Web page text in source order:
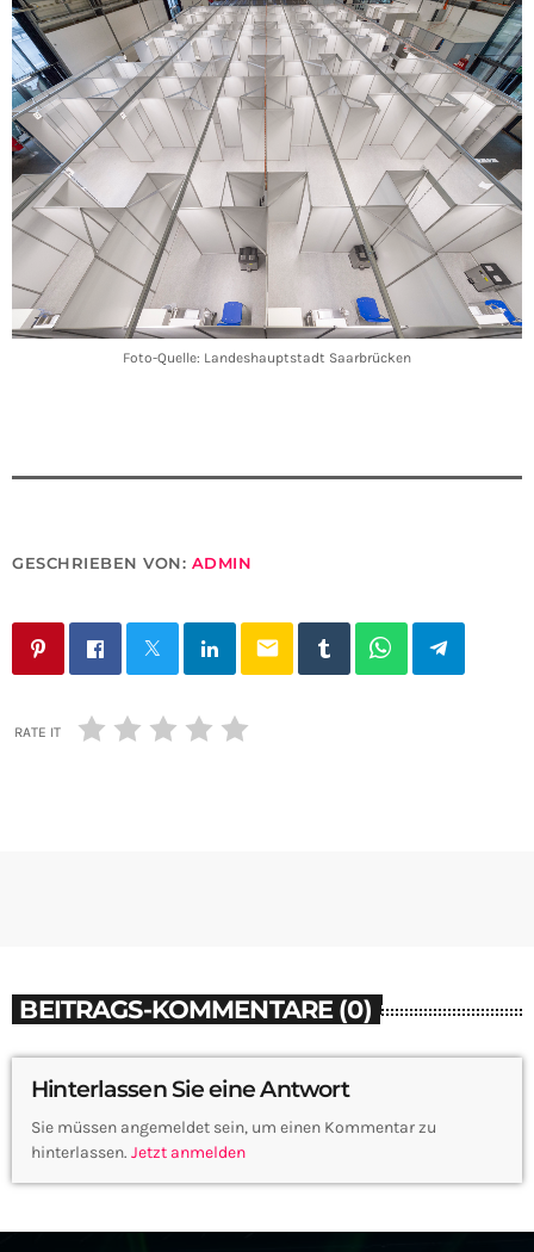
Foto-Quelle: Landeshauptstadt Saarbrücken
GESCHRIEBEN VON: ADMIN
email
RATE IT
BEITRAGS-KOMMENTARE (0)
Hinterlassen Sie eine Antwort
Sie müssen angemeldet sein, um einen Kommentar zu
hinterlassen. Jetzt anmelden